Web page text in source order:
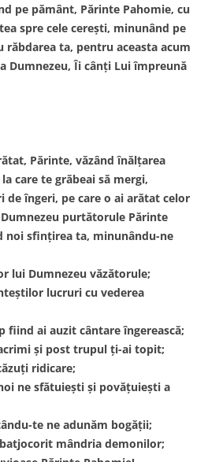
pe pământ, Părinte Pahomie, cu
spre cele cereşti, minunând pe
răbdarea ta, pentru aceasta acum
Dumnezeu, Îi cânţi Lui împreună
Părinte, văzând înălţarea
care te grăbeai să mergi,
de îngeri, pe care o ai arătat celor
purtătorule Părinte
noi sfinţirea ta, minunându-ne
lui Dumnezeu văzătorule;
lucruri cu vederea
fiind ai auzit cântare îngerească;
şi post trupul ţi-ai topit;
ridicare;
ne sfătuieşti şi povăţuieşti a
te ne adunăm bogăţii;
mândria demonilor;